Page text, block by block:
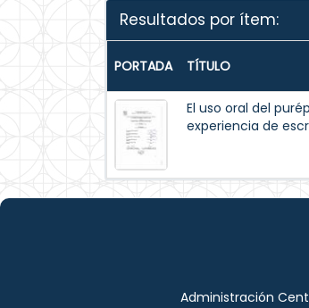
Resultados por ítem:
PORTADA TÍTULO
El uso oral del
experiencia de
Administración